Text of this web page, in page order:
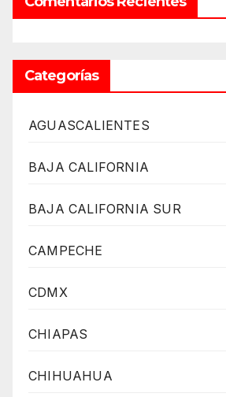
Categorías
AGUASCALIENTES
BAJA CALIFORNIA
BAJA CALIFORNIA SUR
CAMPECHE
CDMX
CHIAPAS
CHIHUAHUA